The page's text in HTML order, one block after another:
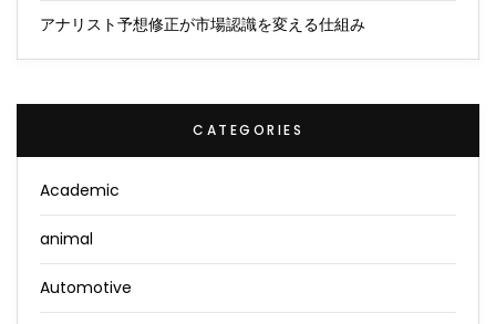
アナリスト予想修正が市場認識を変える仕組み
CATEGORIES
Academic
animal
Automotive